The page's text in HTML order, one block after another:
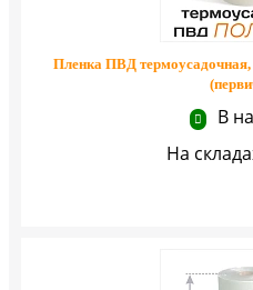
Пленка ПВД
В
На